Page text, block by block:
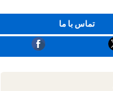
تماس با ما